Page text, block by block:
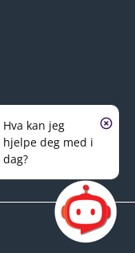
Hva kan jeg
hjelpe deg med i
dag?